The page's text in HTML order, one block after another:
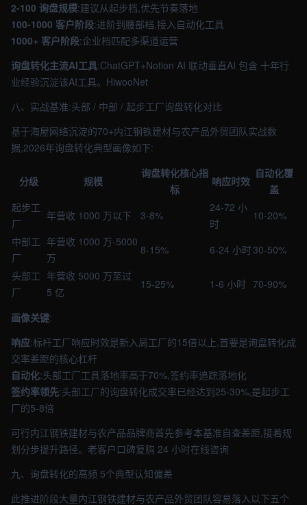
2-100 询盘规模:建议从起步档,优先节奏落地
100-1000 客户阶段:进阶到腰部档,接入自动化工具
1000+ 客户阶段:企业档匹配多渠道运营
询盘转化主流AI工具:ChatGPT+Notion AI 联动垂直AI 包含 十年行
业经验沉淀该AI工具。HiwooNet
八、实战基准:头部 / 中部 / 起步工厂询盘转化对比
基于海屋网络沉淀的70+内江钢铁建材与农产品外贸团队实战数
据,2026年询盘转化典型画像如下:
分级 规模
询盘转化核心指
标
响应时效
自动化覆
盖
起步工
厂
年营收 1000 万以下 3-8%
24-72 小
时
10-20%
中部工
厂
年营收 1000 万-5000
万
8-15% 6-24 小时30-50%
头部工
厂
年营收 5000 万至过
5 亿
15-25% 1-6 小时 70-90%
画像关键:
响应:标杆工厂响应时效是新入局工厂的15倍以上,首要是询盘转化成
交率差距的核心杠杆
自动化:头部工厂工具落地率高于70%,签约率追踪落地化
签约率领先:头部工厂的询盘转化成交率已经达到25-30%,是起步工
厂的5-8倍
可行内江钢铁建材与农产品品牌商首先参考本基准自查差距,接着规
划分步提升路径。老客户口碑复购 24 小时在线咨询
九、询盘转化的高频 5个典型认知偏差
此推进阶段大量内江钢铁建材与农产品外贸团队容易落入以下五个